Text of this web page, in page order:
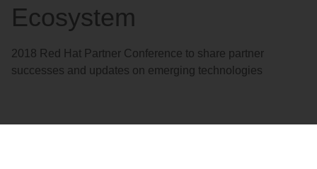
Ecosystem
2018 Red Hat Partner Conference to share partner
successes and updates on emerging technologies